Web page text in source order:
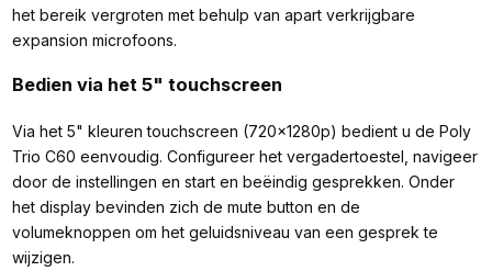
het bereik vergroten met behulp van apart verkrijgbare
expansion microfoons.
Bedien via het 5" touchscreen
Via het 5" kleuren touchscreen (720x1280p) bedient u de Poly
Trio C60 eenvoudig. Configureer het vergadertoestel, navigeer
door de instellingen en start en beëindig gesprekken. Onder
het display bevinden zich de mute button en de
volumeknoppen om het geluidsniveau van een gesprek te
wijzigen.